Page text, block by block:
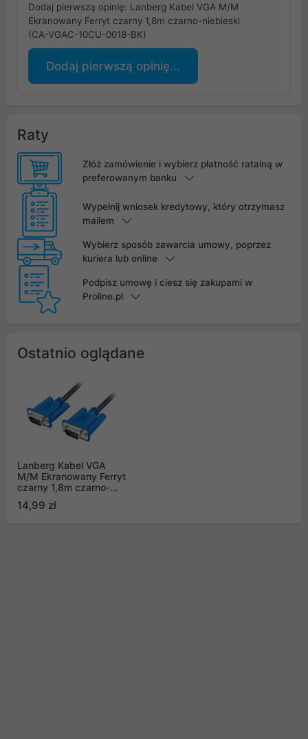
Dodaj pierwszą opinię: Lanberg Kabel VGA M/M
Ekranowany Ferryt czarny 1,8m czarno-niebieski
(CA-VGAC-10CU-0018-BK)
Dodaj pierwszą opinię...
Raty
Złóż zamówienie i wybierz płatność ratalną w
preferowanym banku
Wypełnij wniosek kredytowy, który otrzymasz
mailem
Wybierz sposób zawarcia umowy, poprzez
kuriera lub online
Podpisz umowę i ciesz się zakupami w
Proline.pl
Ostatnio oglądane
Lanberg Kabel VGA
M/M Ekranowany Ferryt
czarny 1,8m czarno-
10CU-0018-BK)
14,99 zł